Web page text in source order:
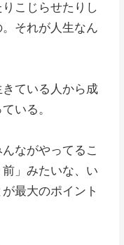
こじらせたりし
それが人生なん
ている人から成
いる。
ながやってるこ
」みたいな、い
最大のポイント